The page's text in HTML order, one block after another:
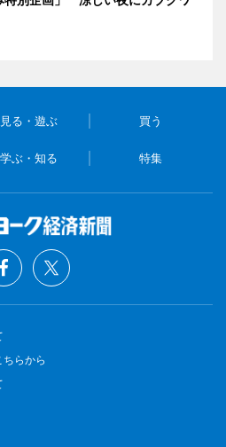
見る・遊ぶ 買う
学ぶ・知る 特集
らから